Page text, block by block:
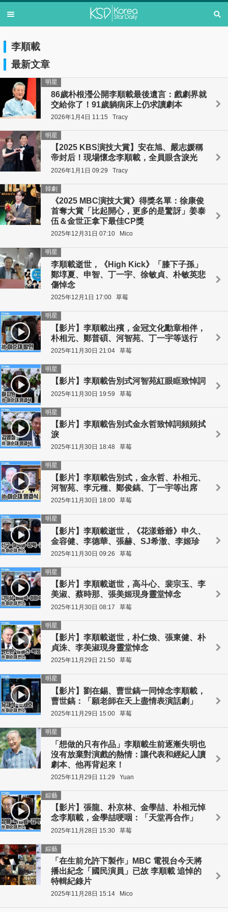
李順載
最新文章
86歲朴根瀅公開李順載最後遺言：戲劇界就
交給你了！91歲躺病床上仍求讀劇本
明星
2026年1月4日 11:15 Tracy
【2025 KBS演技大賞】安在旭、嚴志媛稱
帝封后！現場懷念李順載，全員眼含淚光
明星
2026年1月1日 09:29 Tracy
《2025 MBC演技大賞》得獎名單：徐康俊
首奪大賞「比起開心，更多的是驚訝」姜泰
伍＆金世正拿下最佳CP獎
韓劇
2025年12月31日 07:10 Mico
李順載逝世，《High Kick》「膝下子孫」
鄭埻夏、申智、丁一宇、徐敏貞、朴敏英悲
傷悼念
明星
2025年12月1日 17:00 草莓
【影片】李順載出殯，金冠文化勳章相伴，
朴相元、鄭普碩、河智苑、丁一宇等送行
明星
2025年11月30日 21:04 草莓
【影片】李順載告別式河智苑紅眼眶致悼詞
明星
2025年11月30日 19:59 草莓
【影片】李順載告別式金永哲致悼詞頻頻拭
淚
明星
2025年11月30日 18:48 草莓
【影片】李順載告別式，金永哲、朴相元、
河智苑、李元種、鄭俊鎬、丁一宇等出席
明星
2025年11月30日 18:00 草莓
【影片】李順載逝世，《花漾爺爺》申久、
金容健、李德華、張赫、SJ希澈、李姬珍
明星
2025年11月30日 09:26 草莓
【影片】李順載逝世，高斗心、裴宗玉、李
美淑、蔡時那、張美姬現身靈堂悼念
明星
2025年11月30日 08:17 草莓
【影片】李順載逝世，朴仁煥、張東健、朴
貞洙、李美淑現身靈堂悼念
明星
2025年11月29日 21:50 草莓
【影片】劉在錫、曹世鎬一同悼念李順載，
曹世鎬：「願老師在天上盡情表演話劇」
明星
2025年11月29日 15:00 草莓
「想做的只有作品」李順載生前逐漸失明也
沒有放棄對演戲的熱情：讓代表和經紀人讀
劇本、他再背起來！
明星
2025年11月29日 11:29 Yuan
【影片】張龍、朴京林、金學喆、朴相元悼
念李順載，金學喆哽咽：「天堂再合作」
綜藝
2025年11月28日 15:30 草莓
「在生前允許下製作」MBC 電視台今天將
播出紀念「國民演員」已故 李順載 追悼的
特輯紀錄片
綜藝
2025年11月28日 15:14 Mico